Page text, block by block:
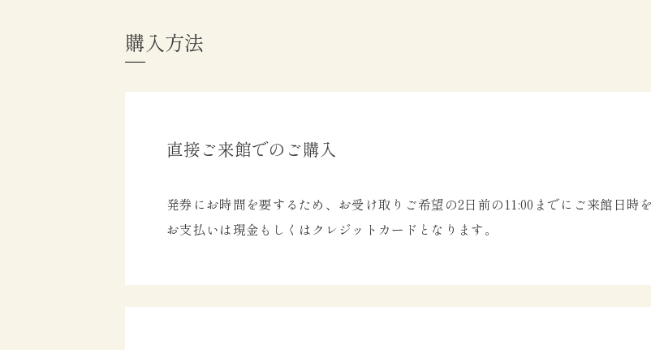
購入方法
直接ご来館でのご購入
発券にお時間を要するため、お受け取りご希望の2日前の11:00までにご来館日時
お支払いは現金もしくはクレジットカードとなります。